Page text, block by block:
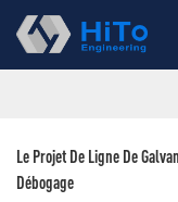
Le Projet De Ligne De
Débogage